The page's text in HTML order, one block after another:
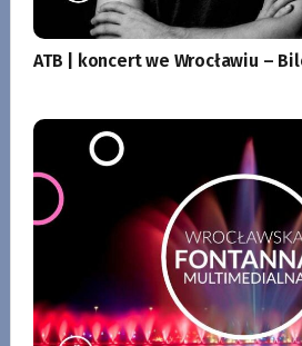
ATB | koncert we Wrocławiu –